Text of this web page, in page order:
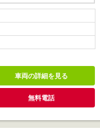
車両の詳細を見る
無料電話